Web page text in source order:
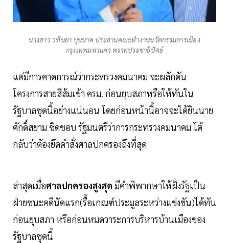
นางสาว วทันยา บุนนาค ประธานคณะทำงานนวัตกรรมการเมือง
กรุงเทพมหานคร พรรคประชาธิปัตย์
แต่มีการคาดการณ์ว่ากระทรวงคมนาคม จะผลักดัน
โครงการสายสีส้มเข้า ครม. ก่อนยุบสภาหรือให้ทันใน
รัฐบาลชุดนี้อย่างแน่นอน โดยก่อนหน้านี้อาจจะได้ยินนาย
ศักดิ์สยาม ชิดชอบ รัฐมนตรีว่าการกระทรวงคมนาคม โต้
กลับว่าต้องยึดคำสั่งศาลปกครองถึงที่สุด
ล่าสุดเมื่อศาลปกครองสูงสุด มีคำพิพากษาให้ฝั่งรัฐเป็น
ฝ่ายชนะคดีนัดแรก(รื้อเกณฑ์ประมูลระหว่างแข่งขัน)ได้ทัน
ก่อนยุบสภา หรือก่อนหมดวาระการบริหารบ้านเมืองของ
รัฐบาลชุดนี้